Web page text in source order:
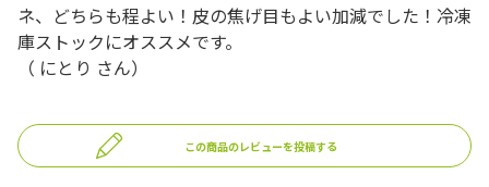
ネ、どちらも程よい！皮の焦げ目もよい加減でした！冷凍
庫ストックにオススメです。
（ にとり さん）
この商品のレビューを投稿する